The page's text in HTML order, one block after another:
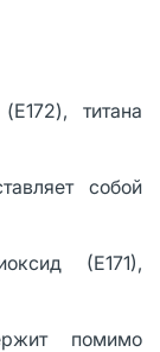
титана
собой
(Е171),
помимо